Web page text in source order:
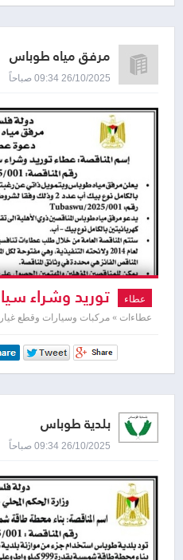
مرفق مياه طوباس
26/10/2025 09:34 صباحاً
عطاء توريد وشراء
عدد 2
عطاءات » مركبات وسيارات وقطع غيار
بلدية طوباس
26/10/2025 09:34 صباحاً